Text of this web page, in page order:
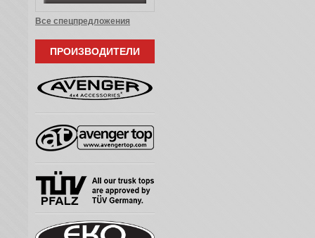
Все спецпредложения
ПРОИЗВОДИТЕЛИ